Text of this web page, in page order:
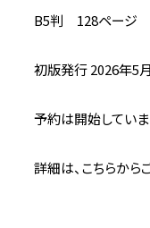
B5判 128ページ
初版発行 2026年5
予約は開始してい
詳細は、こちらから